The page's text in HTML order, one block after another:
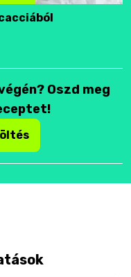
Oszd meg